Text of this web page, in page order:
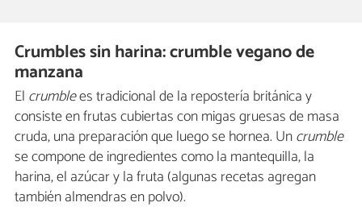
Crumbles sin harina: crumble vegano de
manzana
El crumblees tradicional de la repostería británica y
consiste en frutas cubiertas con migas gruesas de masa
cruda, una preparación que luego se hornea. Uncrumble
se compone de ingredientes como la mantequilla, la
harina, el azúcar y la fruta (algunas recetas agregan
también almendras en polvo).